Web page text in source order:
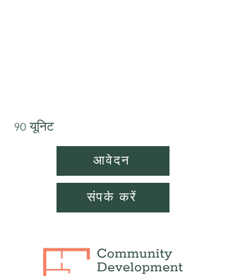
90 यूनिट
आवेदन
संपर्क करें